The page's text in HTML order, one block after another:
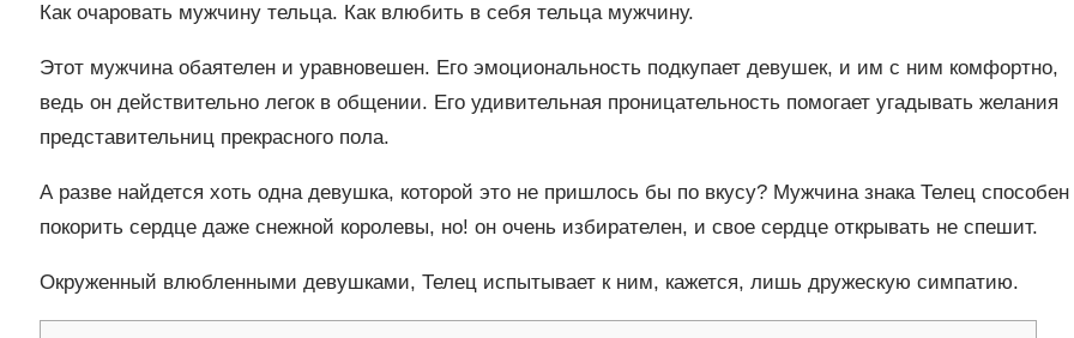
Как очаровать мужчину тельца. Как влюбить в себя тельца мужчину.
Этот мужчина обаятелен и уравновешен. Его эмоциональность подкупает девушек, и им с ним комфортно,
ведь он действительно легок в общении. Его удивительная проницательность помогает угадывать желания
представительниц прекрасного пола.
А разве найдется хоть одна девушка, которой это не пришлось бы по вкусу? Мужчина знака Телец способен
покорить сердце даже снежной королевы, но! он очень избирателен, и свое сердце открывать не спешит.
Окруженный влюбленными девушками, Телец испытывает к ним, кажется, лишь дружескую симпатию.